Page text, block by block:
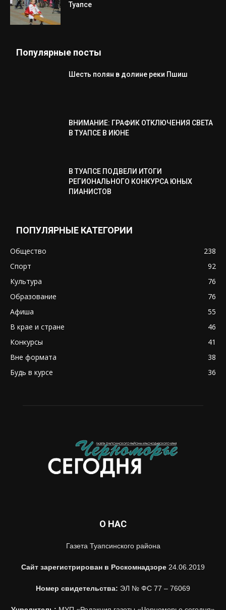
Туапсе
Популярные посты
Шесть полян в долине реки Пшиш
ВНИМАНИЕ: ГРАФИК ОТКЛЮЧЕНИЯ СВЕТА
В ТУАПСЕ В ИЮНЕ
В ТУАПСЕ ПОДВЕЛИ ИТОГИ
РЕГИОНАЛЬНОГО КОНКУРСА ЮНЫХ
ПИАНИСТОВ
ПОПУЛЯРНЫЕ КАТЕГОРИИ
Общество
238
Спорт
92
Культура
76
Образование
76
Афиша
55
В крае и стране
46
Конкурсы
41
Вне формата
38
Будь в курсе
36
О НАС
Газета Туапсинского района
Сайт зарегистрирован в Роскомнадзоре 24.06.2019
Номер свидетельства: ЭЛ № ФС 77 – 76069